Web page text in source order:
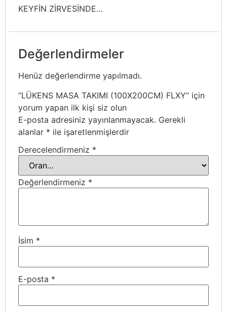
KEYFİN ZİRVESİNDE…
Değerlendirmeler
Henüz değerlendirme yapılmadı.
“LÜKENS MASA TAKIMI (100X200CM) FLXY” için
yorum yapan ilk kişi siz olun
E-posta adresiniz yayınlanmayacak. Gerekli
alanlar * ile işaretlenmişlerdir
Derecelendirmeniz *
Değerlendirmeniz *
İsim *
E-posta *